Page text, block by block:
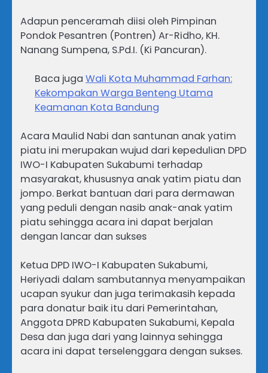
Adapun penceramah diisi oleh Pimpinan
Pondok Pesantren (Pontren) Ar-Ridho, KH.
Nanang Sumpena, S.Pd.I. (Ki Pancuran).
Baca juga Wali Kota Muhammad Farhan:
Kekompakan Warga Benteng Utama
Keamanan Kota Bandung
Acara Maulid Nabi dan santunan anak yatim
piatu ini merupakan wujud dari kepedulian DPD
IWO-I Kabupaten Sukabumi terhadap
masyarakat, khususnya anak yatim piatu dan
jompo. Berkat bantuan dari para dermawan
yang peduli dengan nasib anak-anak yatim
piatu sehingga acara ini dapat berjalan
dengan lancar dan sukses
Ketua DPD IWO-I Kabupaten Sukabumi,
Heriyadi dalam sambutannya menyampaikan
ucapan syukur dan juga terimakasih kepada
para donatur baik itu dari Pemerintahan,
Anggota DPRD Kabupaten Sukabumi, Kepala
Desa dan juga dari yang lainnya sehingga
acara ini dapat terselenggara dengan sukses.